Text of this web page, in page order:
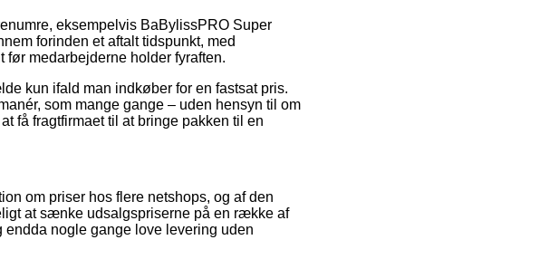
eksempelvis BaBylissPRO Super
forinden et aftalt tidspunkt, med
før medarbejderne holder fyraften.
kun ifald man indkøber for en fastsat pris.
som mange gange – uden hensyn til om
få fragtfirmaet til at bringe pakken til en
om priser hos flere netshops, og af den
at sænke udsalgspriserne på en række af
endda nogle gange love levering uden